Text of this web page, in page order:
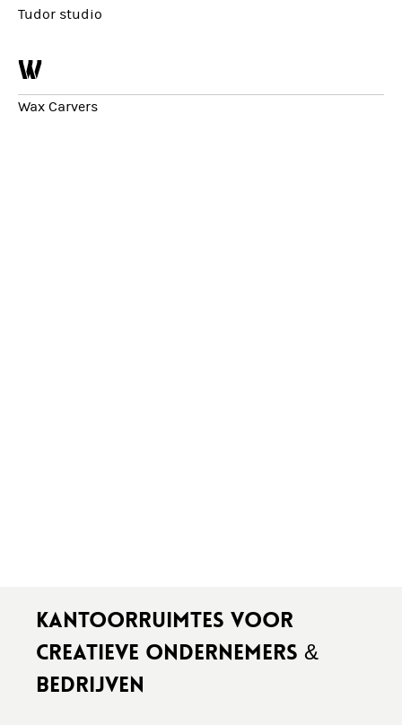
Tudor studio
w
Wax Carvers
KANTOORRUIMTES VOOR
CREATIEVE ONDERNEMERS &
BEDRIJVEN